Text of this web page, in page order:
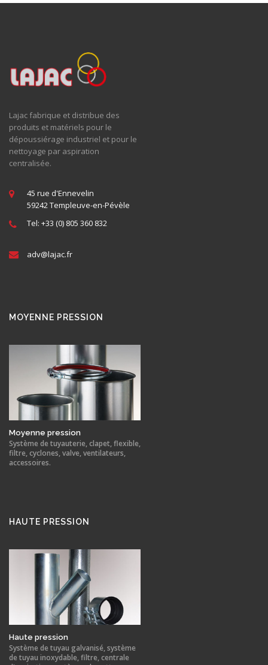
Lajac fabrique et distribue des
produits et matériels pour le
dépoussiérage industriel et pour le
nettoyage par aspiration
centralisée.
45 rue d'Ennevelin
59242 Templeuve-en-Pévèle
Tel: +33 (0) 805 360 832
adv@lajac.fr
MOYENNE PRESSION
Moyenne pression
Système de tuyauterie, clapet, flexible,
filtre, cyclones, valve, ventilateurs,
accessoires.
HAUTE PRESSION
Haute pression
Système de tuyau galvanisé, système
de tuyau inoxydable, filtre, centrale